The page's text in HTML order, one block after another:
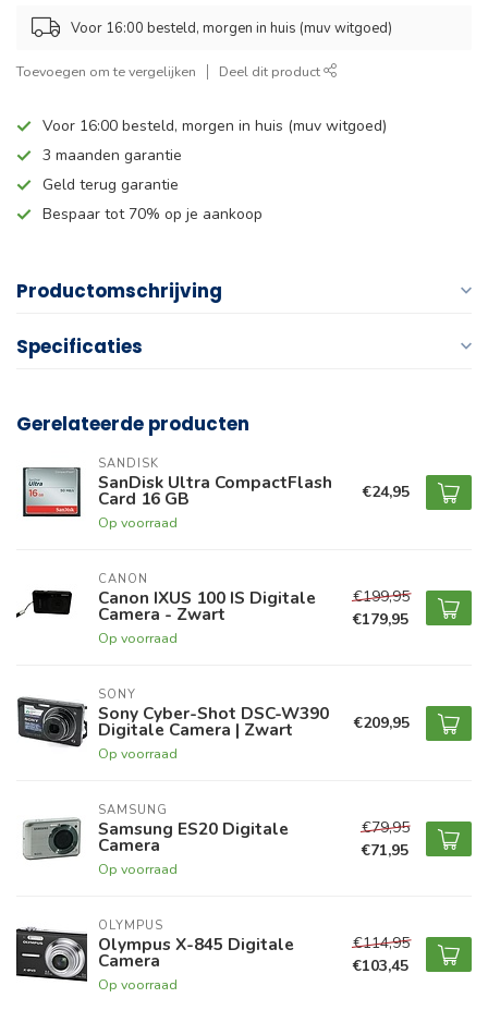
Voor 16:00 besteld, morgen in huis (muv witgoed)
Toevoegen om te vergelijken Deel dit product
Voor 16:00 besteld, morgen in huis (muv witgoed)
3 maanden garantie
Geld terug garantie
Bespaar tot 70% op je aankoop
Productomschrijving
Specificaties
Gerelateerde producten
SANDISK
SanDisk Ultra CompactFlash
Card 16 GB
Op voorraad
€24,95
CANON
Canon IXUS 100 IS Digitale
Camera - Zwart
Op voorraad
€199,95
€179,95
SONY
Sony Cyber-Shot DSC-W390
Digitale Camera | Zwart
Op voorraad
€209,95
SAMSUNG
Samsung ES20 Digitale
Camera
Op voorraad
€79,95
€71,95
OLYMPUS
Olympus X-845 Digitale
Camera
Op voorraad
€114,95
€103,45